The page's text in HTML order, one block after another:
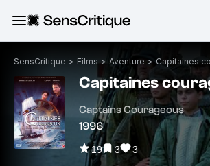
SensCritique > Films > Aventure > Capitaines
Capitaines
Captains Courageous
1996
19 3 3